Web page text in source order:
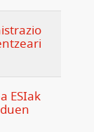
ESIak